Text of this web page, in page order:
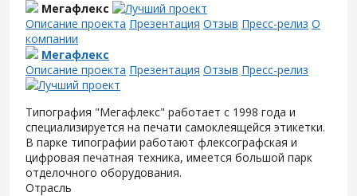
Мегафлекс
Описание проекта Презентация Отзыв Пресс-релиз О
компании
Мегафлекс
Описание проекта Презентация Отзыв Пресс-релиз
Типография "Мегафлекс" работает с 1998 года и
специализируется на печати самоклеящейся этикетки.
В парке типографии работают флексографская и
цифровая печатная техника, имеется большой парк
отделочного оборудования.
Отрасль